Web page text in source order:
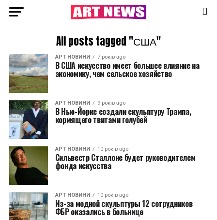
All posts tagged "США"
АРТ НОВИНИ 7 років ago
В США искусство имеет большее влияние на
экономику, чем сельское хозяйство
АРТ НОВИНИ 9 років ago
В Нью-Йорке создали скульптуру Трампа,
кормящего твитами голубей
АРТ НОВИНИ 10 років ago
Сильвестр Сталлоне будет руководителем
фонда искусства
АРТ НОВИНИ 10 років ago
Из-за модной скульптуры 12 сотрудников
ФБР оказались в больнице